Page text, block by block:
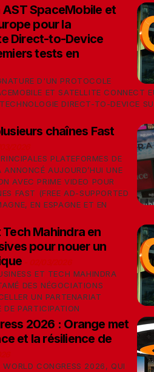
SpaceMobile et
pour la
Direct-to-Device
tests en
D'UN PROTOCOLE
ET SATELLITE CONNECT
DIRECT-TO-DEVICE
chaînes Fast
PLATEFORMES DE
AUJOURD’HUI UNE
AVEC PRIME VIDEO POUR
FAST (FREE AD-SUPPORTED
EN ESPAGNE ET EN
Mahindra en
pour nouer un
ET TECH MAHINDRA
DES NÉGOCIATIONS
UN PARTENARIAT
DE PARTICIPATION
2026 : Orange met
et la résilience de
WORLD CONGRESS 2026, QUI